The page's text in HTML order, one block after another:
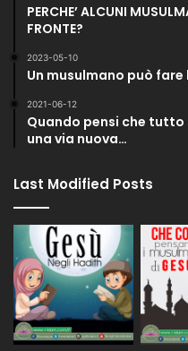
PERCHE’ ALCUNI
FRONTE?
2023-05-10
Un musulmano può
2021-06-12
Quando pensi che
una via nuova…
Last Modified Posts